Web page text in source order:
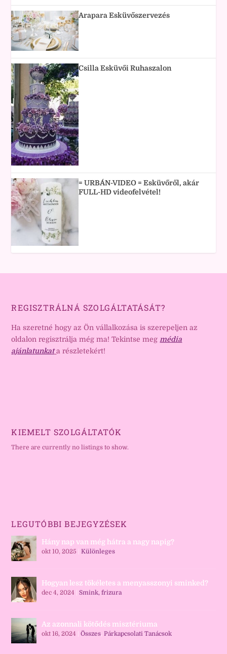
Arapara Esküvőszervezés
Csilla Esküvői Ruhaszalon
= URBÁN-VIDEO = Esküvőről, akár
FULL-HD videofelvétel!
REGISZTRÁLNÁ SZOLGÁLTATÁSÁT?
Ha szeretné hogy az Ön vállalkozása is szerepeljen az
oldalon regisztrálja még ma! Tekintse megmédia
ajánlatunkat a részletekért!
KIEMELT SZOLGÁLTATÓK
There are currently no listings to show.
LEGUTÓBBI BEJEGYZÉSEK
Hány nap van még hátra a nagy napig?
okt 10, 2025 |Különleges
Hogyan lesz tökéletes a menyasszonyi sminked?
dec 4, 2024 |Smink, frizura
Az azonnali kötődés misztériuma
okt 16, 2024 |Összes,Párkapcsolati Tanácsok